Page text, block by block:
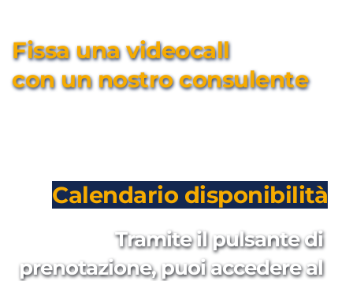
Fissa una videocall
con un nostro consulente
Calendario disponibilità
Tramite il pulsante di
prenotazione, puoi accedere al